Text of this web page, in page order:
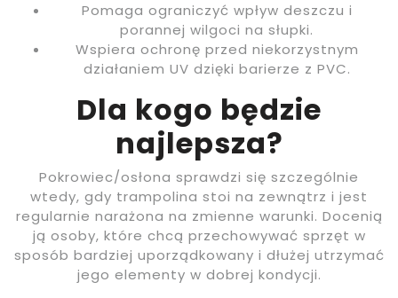
Pomaga ograniczyć wpływ deszczu i
porannej wilgoci na słupki.
Wspiera ochronę przed niekorzystnym
działaniem UV dzięki barierze z PVC.
Dla kogo będzie
najlepsza?
Pokrowiec/osłona sprawdzi się szczególnie
wtedy, gdy trampolina stoi na zewnątrz i jest
regularnie narażona na zmienne warunki. Docenią
ją osoby, które chcą przechowywać sprzęt w
sposób bardziej uporządkowany i dłużej utrzymać
jego elementy w dobrej kondycji.